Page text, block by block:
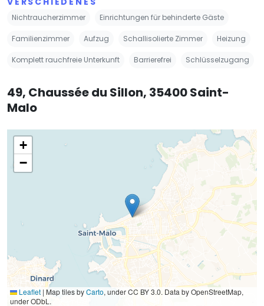
Nichtraucherzimmer Einrichtungen für behinderte Gäste
Familienzimmer Aufzug Schallisolierte Zimmer Heizung
Komplett rauchfreie Unterkunft Barrierefrei Schlüsselzugang
49, Chaussée du Sillon, 35400 Saint-
Malo
+
−
Leaflet | Map tiles byCarto, under CC BY 3.0. Data by OpenStreetMap,
under ODbL.